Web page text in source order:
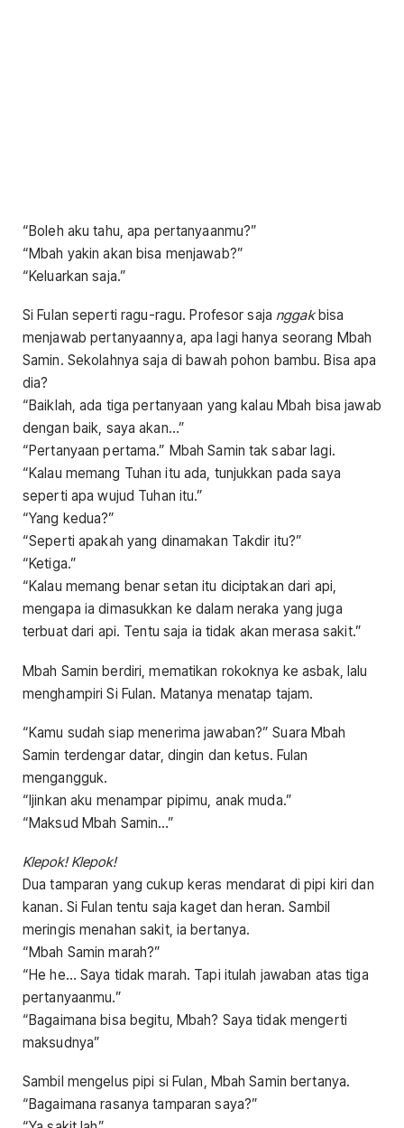
“Boleh aku tahu, apa pertanyaanmu?”
“Mbah yakin akan bisa menjawab?”
“Keluarkan saja.”
Si Fulan seperti ragu-ragu. Profesor saja nggakbisa
menjawab pertanyaannya, apa lagi hanya seorang Mbah
Samin. Sekolahnya saja di bawah pohon bambu. Bisa apa
dia?
“Baiklah, ada tiga pertanyaan yang kalau Mbah bisa jawab
dengan baik, saya akan…”
“Pertanyaan pertama.” Mbah Samin tak sabar lagi.
“Kalau memang Tuhan itu ada, tunjukkan pada saya
seperti apa wujud Tuhan itu.”
“Yang kedua?”
“Seperti apakah yang dinamakan Takdir itu?”
“Ketiga.”
“Kalau memang benar setan itu diciptakan dari api,
mengapa ia dimasukkan ke dalam neraka yang juga
terbuat dari api. Tentu saja ia tidak akan merasa sakit.”
Mbah Samin berdiri, mematikan rokoknya ke asbak, lalu
menghampiri Si Fulan. Matanya menatap tajam.
“Kamu sudah siap menerima jawaban?” Suara Mbah
Samin terdengar datar, dingin dan ketus. Fulan
mengangguk.
“Ijinkan aku menampar pipimu, anak muda.”
“Maksud Mbah Samin…”
Klepok! Klepok!
Dua tamparan yang cukup keras mendarat di pipi kiri dan
kanan. Si Fulan tentu saja kaget dan heran. Sambil
meringis menahan sakit, ia bertanya.
“Mbah Samin marah?”
“He he… Saya tidak marah. Tapi itulah jawaban atas tiga
pertanyaanmu.”
“Bagaimana bisa begitu, Mbah? Saya tidak mengerti
maksudnya”
Sambil mengelus pipi si Fulan, Mbah Samin bertanya.
“Bagaimana rasanya tamparan saya?”